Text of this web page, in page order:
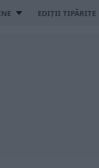
EDIȚII TIPĂRITE